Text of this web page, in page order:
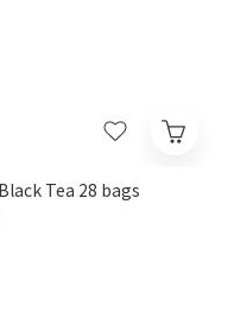
Tea 28 bags